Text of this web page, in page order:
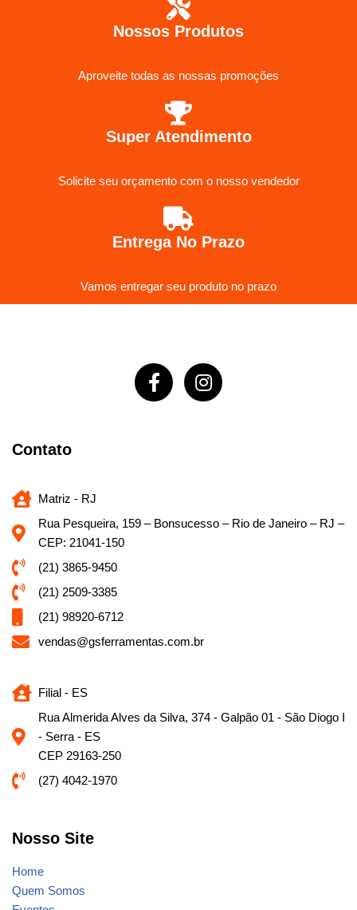
Nossos Produtos
Aproveite todas as nossas promoções
Super Atendimento
Solicite seu orçamento com o nosso vendedor
Entrega No Prazo
Vamos entregar seu produto no prazo
Contato
Matriz - RJ
Rua Pesqueira, 159 – Bonsucesso – Rio de Janeiro – RJ –
CEP: 21041-150
(21) 3865-9450
(21) 2509-3385
(21) 98920-6712
vendas@gsferramentas.com.br
Filial - ES
Rua Almerida Alves da Silva, 374 - Galpão 01 - São Diogo I
- Serra - ES
CEP 29163-250
(27) 4042-1970
Nosso Site
Home
Quem Somos